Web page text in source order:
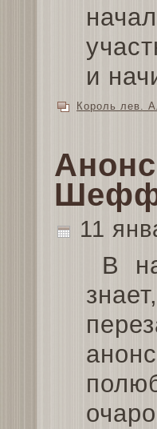
и
Король лев.
11
В